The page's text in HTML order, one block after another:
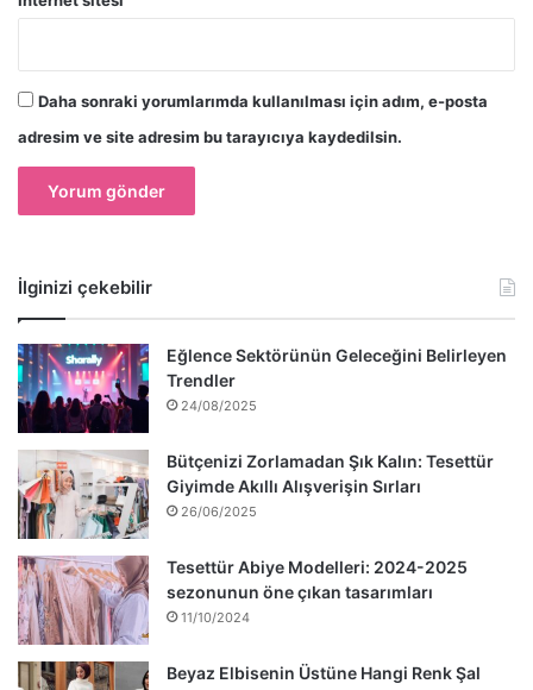
Daha sonraki yorumlarımda kullanılması için adım, e-posta
adresim ve site adresim bu tarayıcıya kaydedilsin.
İlginizi çekebilir
Eğlence Sektörünün Geleceğini Belirleyen
Trendler
24/08/2025
Bütçenizi Zorlamadan Şık Kalın: Tesettür
Giyimde Akıllı Alışverişin Sırları
26/06/2025
Tesettür Abiye Modelleri: 2024-2025
sezonunun öne çıkan tasarımları
11/10/2024
Beyaz Elbisenin Üstüne Hangi Renk Şal